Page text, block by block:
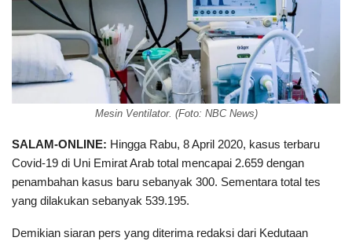
Mesin Ventilator. (Foto: NBC News)
SALAM-ONLINE: Hingga Rabu, 8 April 2020, kasus terbaru
Covid-19 di Uni Emirat Arab total mencapai 2.659 dengan
penambahan kasus baru sebanyak 300. Sementara total tes
yang dilakukan sebanyak 539.195.
Demikian siaran pers yang diterima redaksi dari Kedutaan